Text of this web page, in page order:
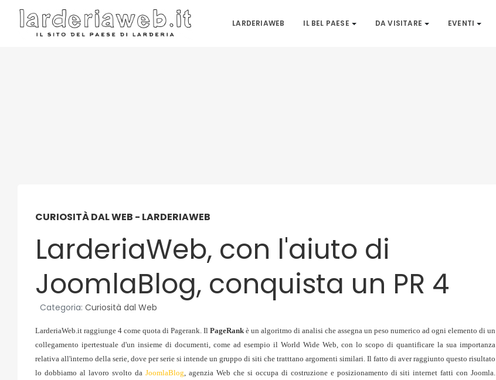
LARDERIAWEB IL BEL PAESE DA VISITARE EVENTI
CURIOSITÀ DAL WEB - LARDERIAWEB
LarderiaWeb, con l'aiuto di
JoomlaBlog, conquista un PR 4
Categoria: Curiosità dal Web
LarderiaWeb.it raggiunge 4 come quota di Pagerank.IlPageRank è un algoritmo di analisi che assegna un peso numerico ad ogni elemento di un
collegamento ipertestuale d'un insieme di documenti, come ad esempio il World Wide Web, con lo scopo di quantificare la sua importanza
relativa all'interno della serie, dove per serie si intende un gruppo di siti che tratttano argomenti similari. Il fatto di aver raggiunto questo risultato
lo dobbiamo al lavoro svolto da JoomlaBlog, agenzia Web che si occupa di costruzione e posizionamento di siti internet fatti con Joomla.